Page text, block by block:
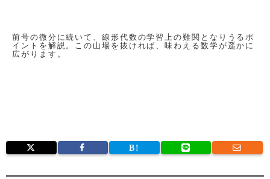
前号の微分に続いて、線形代数の学習上の難関となりうるポ
イントを解説。この山場を抜ければ、味わえる数学が遥かに
広がります。